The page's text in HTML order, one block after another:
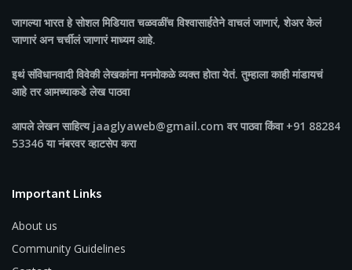
जागल्या भारतहे सोशल मिडियात चळवळींच विश्वासार्हतेने वाचलं जाणारं, शेअर केलं
जाणारं अन चर्चीलं जाणारं माध्यम आहे.
इथं संविधानवादी विवेकी लेखकांना मनमोकळे व्यक्त होता येतं. तुम्हाला काही मांडायचं
आहे तर आमच्याकडे लेख पाठवा
आपले लेखन साहित्य jaaglyaweb@gmail.com वर पाठवा किंवा +91 88284
53346 या नंबरवर व्हाटसेप करा
Important Links
About us
Community Guidelines